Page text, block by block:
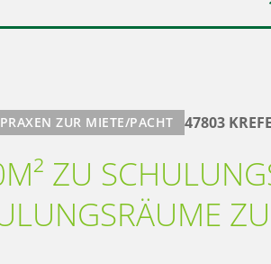
ZUR MIETE/PACHT 47803
ZU